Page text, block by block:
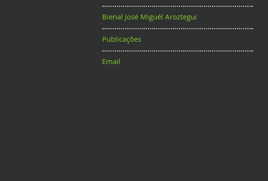
Bienal José Miguél Aroztegui
Publicações
Email